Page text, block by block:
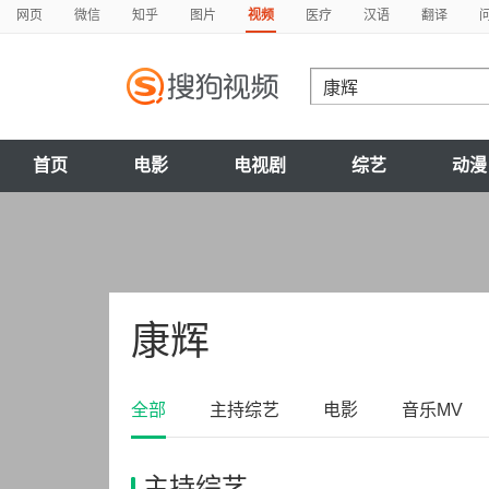
网页 微信 知乎 图片 视频 医疗 汉语 翻译
首页 电影 电视剧 综艺 动漫
康辉
全部 主持综艺 电影 音乐MV